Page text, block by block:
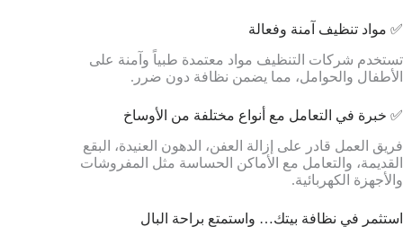
✅ مواد تنظيف آمنة وفعالة
تستخدم شركات التنظيف مواد معتمدة طبياً وآمنة على
الأطفال والحوامل، مما يضمن نظافة دون ضرر.
✅ خبرة في التعامل مع أنواع مختلفة من الأوساخ
فريق العمل قادر على إزالة العفن، الدهون العنيدة، البقع
القديمة، والتعامل مع الأماكن الحساسة مثل المفروشات
والأجهزة الكهربائية.
استثمر في نظافة بيتك… واستمتع براحة البال